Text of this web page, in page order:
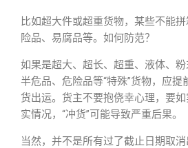
比如超大件或超重货物，某些不能
险品、易腐品等。如何防范？
如果是超大、超长、超重、液体、粉
半危品、危险品等“特殊”货物，应
货出运。货主不要抱侥幸心理，要
实情况，“冲货”可能导致严重后果。
当然，并不是所有过了截止日期取